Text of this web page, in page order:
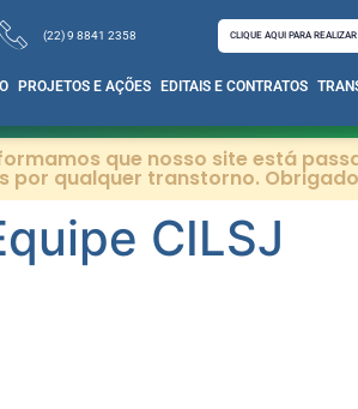
(22) 9 8841 2358 CLIQUE AQUI PARA
PROJETOS E AÇÕES EDITAIS E CONTRATOS
que nosso site está
por qualquer transtorno.
CILSJ